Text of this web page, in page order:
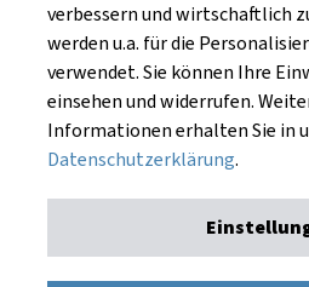
Kaack Terminhandel GmbH
Am Markt 8
49661 Cloppenburg
verbessern und wirtschaftlich
werden u.a. für die
verwendet. Sie können Ihre
einsehen und widerrufen.
Informationen erhalten Sie in
Datenschutzerklärung.